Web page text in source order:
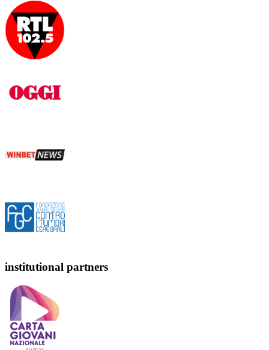
institutional partners